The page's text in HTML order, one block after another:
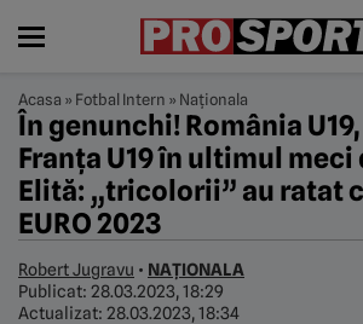
Acasa » Fotbal Intern » Naționala
În genunchi! România
Franța U19 în ultimul meci
Elită: „tricolorii” au ratat
EURO 2023
Robert Jugravu • NAȚIONALA
Publicat: 28.03.2023, 18:29
Actualizat: 28.03.2023, 18:34